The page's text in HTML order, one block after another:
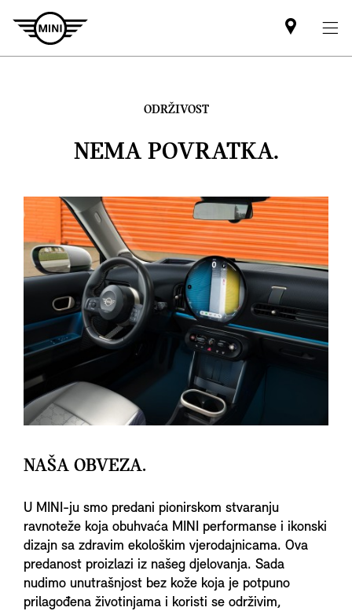
Mini
dealer
ODRŽIVOST
NEMA POVRATKA.
NAŠA OBVEZA.
U MINI-ju smo predani pionirskom stvaranju
ravnoteže koja obuhvaća MINI performanse i ikonski
dizajn sa zdravim ekološkim vjerodajnicama. Ova
predanost proizlazi iz našeg djelovanja. Sada
nudimo unutrašnjost bez kože koja je potpuno
prilagođena životinjama i koristi se održivim,